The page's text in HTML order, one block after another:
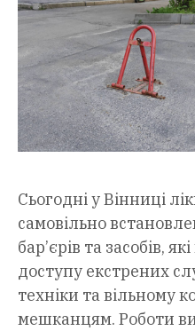
Сьогодні у Вінниці
самовільно
бар’єрів та засобів,
доступу екстрених
техніки та вільному
мешканцям. Роботи